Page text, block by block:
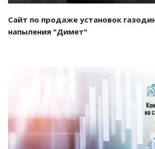
Сайт по продаже установок
напыления "Димет"